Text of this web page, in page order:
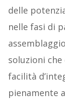
delle
nelle fasi di
soluzioni
facilità
pienamente